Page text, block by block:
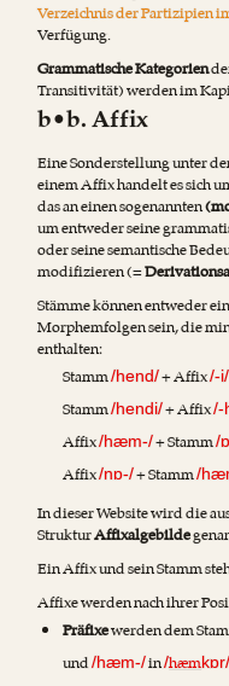
Verzeichnis der Partizipien
Verfügung.
Grammatische Kategorien
Transitivität) werden im
b•b. Affix
Eine Sonderstellung unter
einem Affix handelt es sich
das an einen sogenannten
um entweder seine
oder seine semantische
modifizieren (=
Stämme können entweder
Morphemfolgen sein, die
enthalten:
Stamm/hend/+ Affix/-i/
Stamm/hendi/+ Affix/-
Affix/hæm-/+ Stamm/
Affix/nɒ-/+ Stamm/
In dieser Website wird die
StrukturAffixalgebilde
Ein Affix und sein Stamm
Affixe werden nach ihrer
Präfixewerden dem
und/hæm-/in/hæmkɒr/